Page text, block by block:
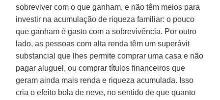
sobreviver com o que ganham, e não têm meios para
investir na acumulação de riqueza familiar: o pouco
que ganham é gasto com a sobrevivência. Por outro
lado, as pessoas com alta renda têm um superávit
substancial que lhes permite comprar uma casa e não
pagar aluguel, ou comprar títulos financeiros que
geram ainda mais renda e riqueza acumulada. Isso
cria o efeito bola de neve, no sentido de que quanto